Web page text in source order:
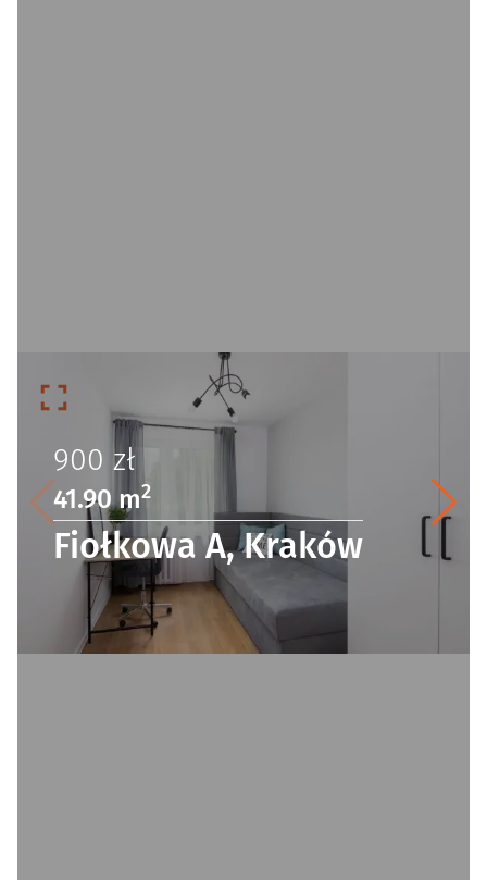
900 zł
41.90 m2
Fiołkowa A, Kraków